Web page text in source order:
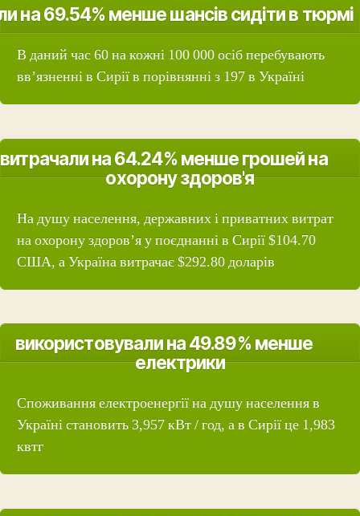
на 69.54% менше шансів сидіти в тюрмі
В даний час 60 на кожні 100 000 осіб перебувають
вв’язненні в Сирії в порівнянні з 197 в Україні
витрачали на 64.24% менше грошей на
охорону здоров'я
На душу населення, державних і приватних витрат
на охорону здоров’я у поєднанні в Сирії $104.70
США, а Україна витрачає $292.80 доларів
використовували на 49.89% менше
електрики
Споживання електроенергії на душу населення в
Україні становить 3,957 кВт / год, а в Сирії це 1,983
квтг